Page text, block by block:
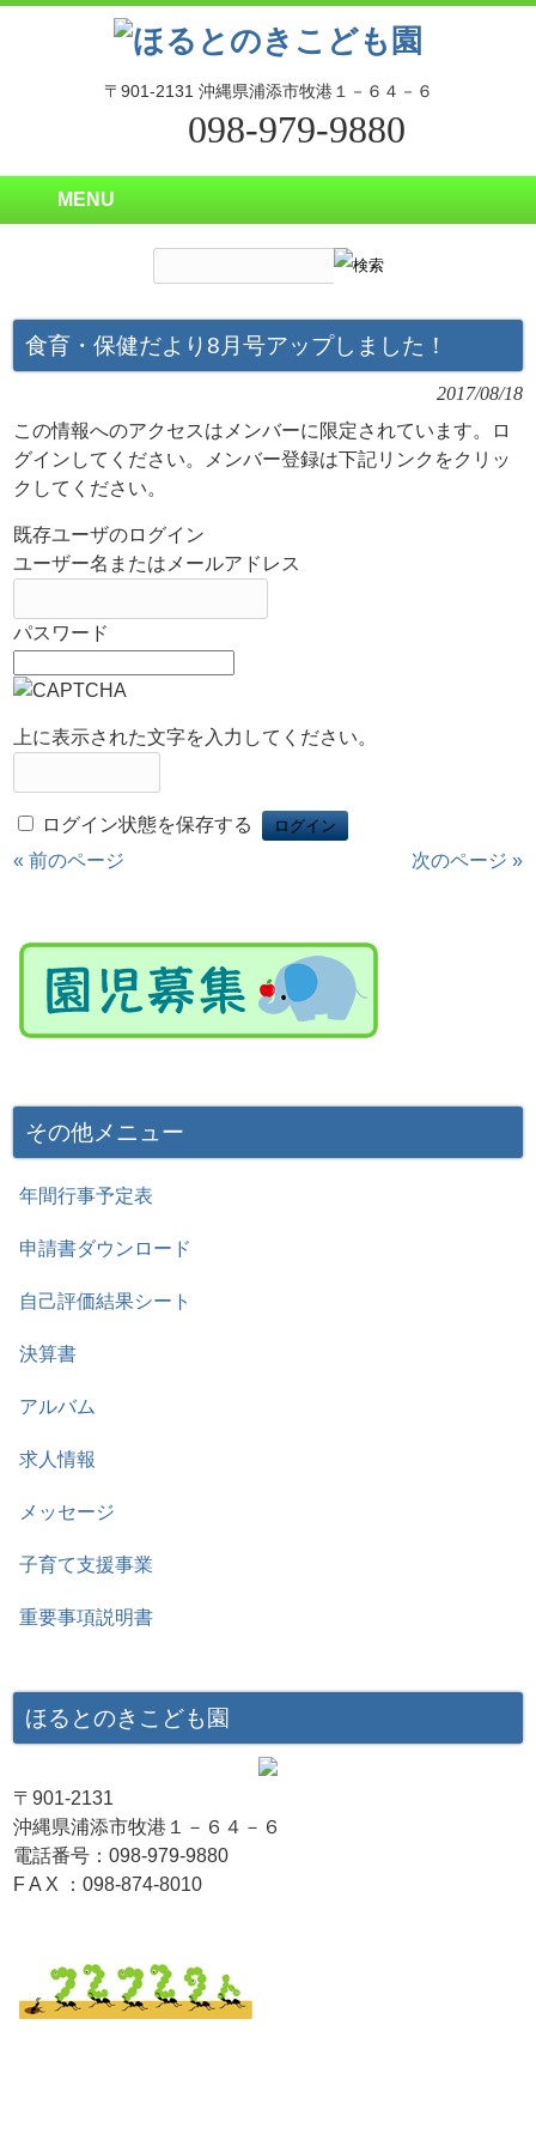
〒901-2131 沖縄県浦添市牧港１－６４－６
098-979-9880
MENU
食育・保健だより8月号アップしました！
2017/08/18
この情報へのアクセスはメンバーに限定されています。ロ
グインしてください。メンバー登録は下記リンクをクリッ
クしてください。
既存ユーザのログイン
ユーザー名またはメールアドレス
パスワード
上に表示された文字を入力してください。
ログイン状態を保存する
« 前のページ
次のページ »
その他メニュー
年間行事予定表
申請書ダウンロード
自己評価結果シート
決算書
アルバム
求人情報
メッセージ
子育て支援事業
重要事項説明書
ほるとのきこども園
〒901-2131
沖縄県浦添市牧港１－６４－６
電話番号：098-979-9880
F A X ：098-874-8010